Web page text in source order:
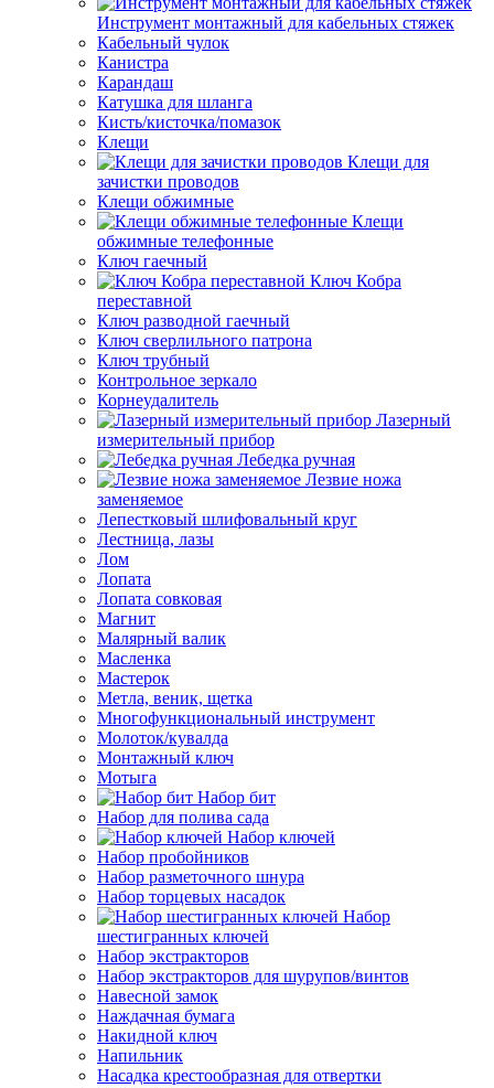
Инструмент монтажный для кабельных стяжек
Кабельный чулок
Канистра
Карандаш
Катушка для шланга
Кисть/кисточка/помазок
Клещи
Клещи для
зачистки проводов
Клещи обжимные
Клещи
обжимные телефонные
Ключ гаечный
Ключ Кобра
переставной
Ключ разводной гаечный
Ключ сверлильного патрона
Ключ трубный
Контрольное зеркало
Корнеудалитель
Лазерный
измерительный прибор
Лебедка ручная
Лезвие ножа
заменяемое
Лепестковый шлифовальный круг
Лестница, лазы
Лом
Лопата
Лопата совковая
Магнит
Малярный валик
Масленка
Мастерок
Метла, веник, щетка
Многофункциональный инструмент
Молоток/кувалда
Монтажный ключ
Мотыга
Набор бит
Набор для полива сада
Набор ключей
Набор пробойников
Набор разметочного шнура
Набор торцевых насадок
Набор
шестигранных ключей
Набор экстракторов
Набор экстракторов для шурупов/винтов
Навесной замок
Наждачная бумага
Накидной ключ
Напильник
Насадка крестообразная для отвертки